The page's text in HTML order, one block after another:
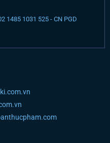
1485 1031 525 - CN PGD